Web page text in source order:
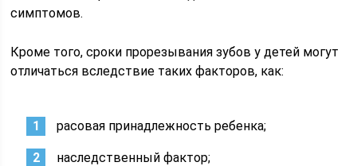
симптомов.
Кроме того, сроки прорезывания зубов у детей могут
отличаться вследствие таких факторов, как:
расовая принадлежность ребенка;
наследственный фактор;